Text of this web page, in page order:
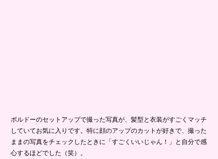
ボルドーのセットアップで撮った写真が、髪型と衣装がすごくマッチ
していてお気に入りです。特に顔のアップのカットが好きで、撮った
ままの写真をチェックしたときに「すごくいいじゃん！」と自分で感
心するほどでした（笑）。